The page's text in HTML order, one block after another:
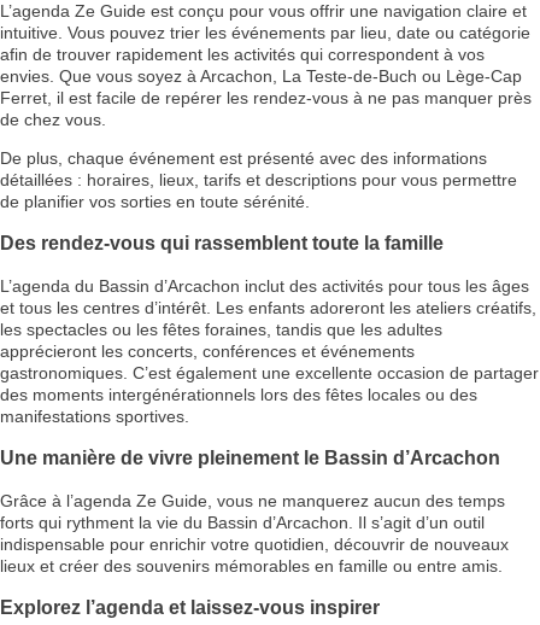
L’agenda Ze Guide est conçu pour vous offrir une navigation claire et
intuitive. Vous pouvez trier les événements par lieu, date ou catégorie
afin de trouver rapidement les activités qui correspondent à vos
envies. Que vous soyez à Arcachon, La Teste-de-Buch ou Lège-Cap
Ferret, il est facile de repérer les rendez-vous à ne pas manquer près
de chez vous.
De plus, chaque événement est présenté avec des informations
détaillées : horaires, lieux, tarifs et descriptions pour vous permettre
de planifier vos sorties en toute sérénité.
Des rendez-vous qui rassemblent toute la famille
L’agenda du Bassin d’Arcachon inclut des activités pour tous les âges
et tous les centres d’intérêt. Les enfants adoreront les ateliers créatifs,
les spectacles ou les fêtes foraines, tandis que les adultes
apprécieront les concerts, conférences et événements
gastronomiques. C’est également une excellente occasion de partager
des moments intergénérationnels lors des fêtes locales ou des
manifestations sportives.
Une manière de vivre pleinement le Bassin d’Arcachon
Grâce à l’agenda Ze Guide, vous ne manquerez aucun des temps
forts qui rythment la vie du Bassin d’Arcachon. Il s’agit d’un outil
indispensable pour enrichir votre quotidien, découvrir de nouveaux
lieux et créer des souvenirs mémorables en famille ou entre amis.
Explorez l’agenda et laissez-vous inspirer